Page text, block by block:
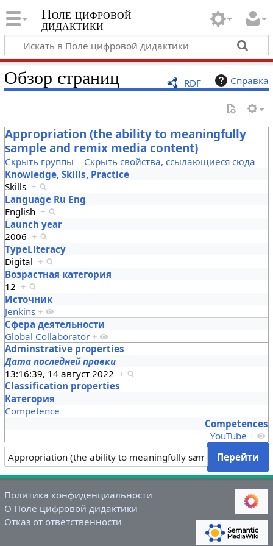
Поле цифровой
дидактики
RDF Справка
Обзор страниц
Appropriation (the ability to meaningfully
sample and remix media content)
Скрыть группы
Скрыть свойства, ссылающиеся сюда
Knowledge, Skills, Practice
Skills +
Language Ru Eng
English +
Launch year
2006 +
TypeLiteracy
Digital +
Возрастная категория
12 +
Источник
Jenkins +
Сфера деятельности
Global Collaborator +
Adminstrative properties
Дата последней правки
13:16:39, 14 август 2022 +
Classification properties
Категория
Competence
Competences
YouTube +
Политика конфиденциальности
О Поле цифровой дидактики
Отказ от ответственности